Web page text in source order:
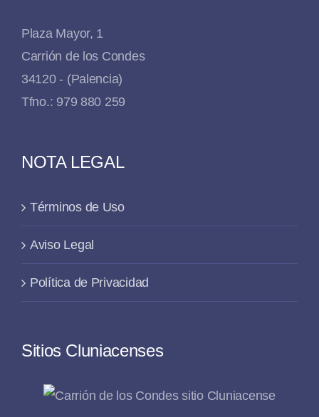
Plaza Mayor, 1
Carrión de los Condes
34120 - (Palencia)
Tfno.: 979 880 259
NOTA LEGAL
Términos de Uso
Aviso Legal
Política de Privacidad
Sitios Cluniacenses